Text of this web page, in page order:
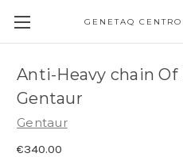
Anti-Heavy chain
Gentaur
Gentaur
€340.00